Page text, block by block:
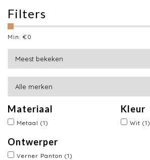
Filters
Min: €0
Materiaal
Metaal (1)
Kleur
Wit (1)
Ontwerper
Verner Panton (1)